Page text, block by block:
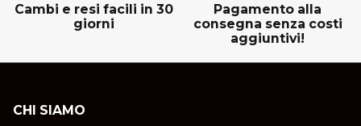
ON
Saucony
Cambi e resi facili in 30
giorni
Pagamento alla
consegna senza costi
aggiuntivi!
CHI SIAMO